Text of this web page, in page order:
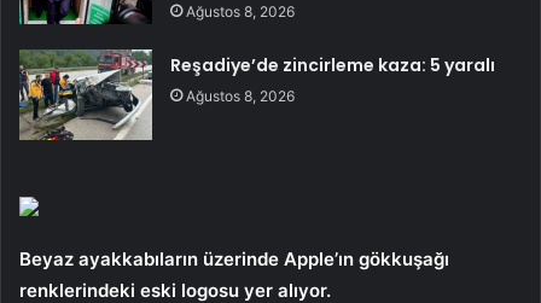
Ağustos 8, 2026
Reşadiye’de zincirleme kaza: 5 yaralı
Ağustos 8, 2026
Beyaz ayakkabıların üzerinde Apple’ın gökkuşağı
renklerindeki eski logosu yer alıyor.